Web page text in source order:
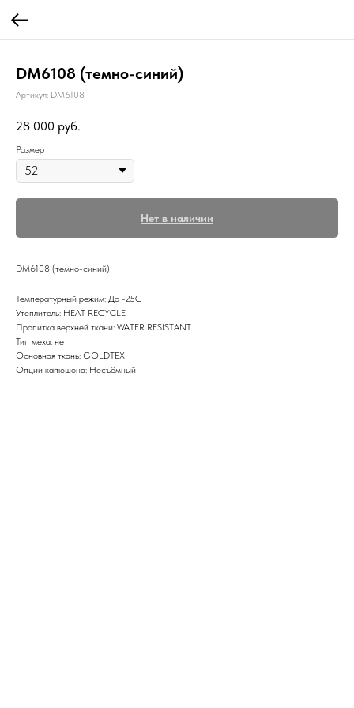
DM6108 (темно-синий)
Артикул: DM6108
28 000 руб.
Размер
Нет в наличии
DM6108 (темно-синий)
Температурный режим: До -25С
Утеплитель: HEAT RECYCLE
Пропитка верхней ткани: WATER RESISTANT
Тип меха: нет
Основная ткань: GOLDTEX
Опции капюшона: Несъёмный